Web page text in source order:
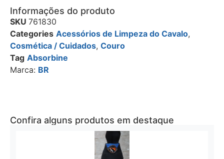
Informações do produto
SKU 761830
Categories Acessórios de Limpeza do Cavalo,
Cosmética / Cuidados, Couro
Tag Absorbine
Marca: BR
Confira alguns produtos em destaque